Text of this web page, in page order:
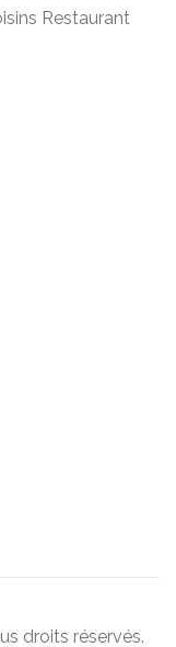
Restaurant
droits réservés.